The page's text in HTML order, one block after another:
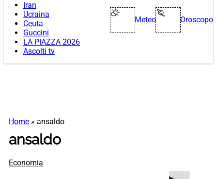
Iran
Ucraina
Ceuta
Guccini
LA PIAZZA 2026
Ascolti tv
Meteo Oroscopo
Home » ansaldo
ansaldo
Economia